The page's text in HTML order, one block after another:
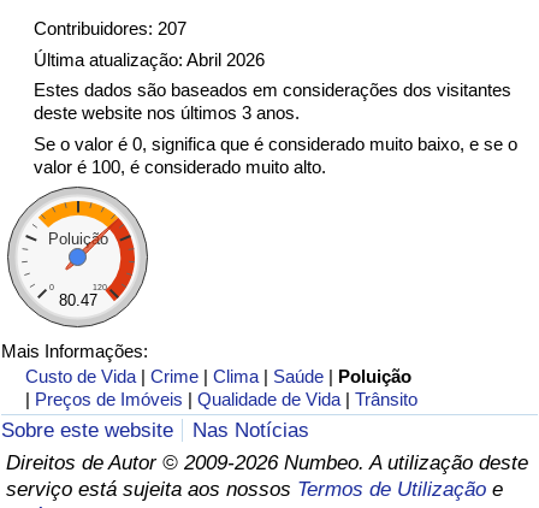
Contribuidores: 207
Última atualização: Abril 2026
Estes dados são baseados em considerações dos visitantes
deste website nos últimos 3 anos.
Se o valor é 0, significa que é considerado muito baixo, e se o
valor é 100, é considerado muito alto.
Poluição
0 120
80.47
Mais Informações:
Custo de Vida |Crime |Clima | Saúde | Poluição
| Preços de Imóveis |Qualidade de Vida |Trânsito
Sobre este website
Nas Notícias
Direitos de Autor © 2009-2026 Numbeo. A utilização deste
serviço está sujeita aos nossos Termos de Utilização e
Indicador de Trânsito
Indicador de Trânsito (Atual)
Indicador de Trânsito por País